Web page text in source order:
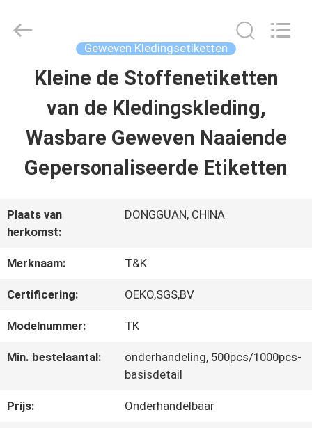
THUIS
PRODUCTEN
OVER
ONS
FABRIEKSREIS
CONTACTEER
Accessories
Co.,Ltd.
Geweven Kledingsetiketten
Kleine de Stoffenetiketten
van de Kledingskleding,
Wasbare Geweven Naaiende
Gepersonaliseerde Etiketten
Plaats van
herkomst:
DONGGUAN, CHINA
Merknaam: T&K
Certificering: OEKO,SGS,BV
Modelnummer: TK
Min. bestelaantal:
onderhandeling, 500pcs/1000pcs-
basisdetail
Prijs: Onderhandelbaar